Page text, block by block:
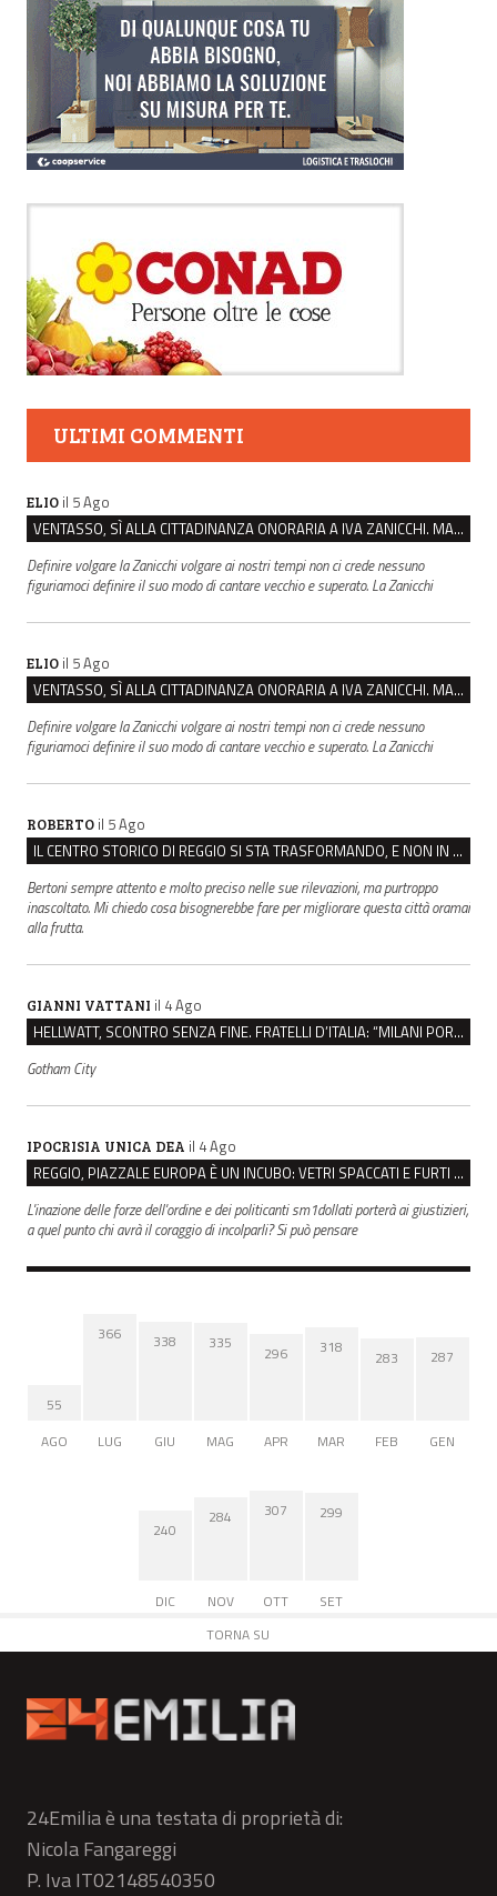
ULTIMI COMMENTI
ELIO il 5 Ago
VENTASSO, SÌ ALLA CITTADINANZA ONORARIA A IVA ZANICCHI. MA BARGIACCHI: “È DI PESSIMO GUSTO”
Definire volgare la Zanicchi volgare ai nostri tempi non ci crede nessuno
figuriamoci definire il suo modo di cantare vecchio e superato. La Zanicchi
ELIO il 5 Ago
VENTASSO, SÌ ALLA CITTADINANZA ONORARIA A IVA ZANICCHI. MA BARGIACCHI: “È DI PESSIMO GUSTO”
Definire volgare la Zanicchi volgare ai nostri tempi non ci crede nessuno
figuriamoci definire il suo modo di cantare vecchio e superato. La Zanicchi
ROBERTO il 5 Ago
IL CENTRO STORICO DI REGGIO SI STA TRASFORMANDO, E NON IN MEGLIO
Bertoni sempre attento e molto preciso nelle sue rilevazioni, ma purtroppo
inascoltato. Mi chiedo cosa bisognerebbe fare per migliorare questa città oramai
alla frutta.
GIANNI VATTANI il 4 Ago
HELLWATT, SCONTRO SENZA FINE. FRATELLI D’ITALIA: “MILANI PORTA DOCUMENTI, DE FRANCO INSULTI”
Gotham City
IPOCRISIA UNICA DEA il 4 Ago
REGGIO, PIAZZALE EUROPA È UN INCUBO: VETRI SPACCATI E FURTI SULLE AUTO IN SOSTA
L'inazione delle forze dell'ordine e dei politicanti sm1dollati porterà ai giustizieri,
a quel punto chi avrà il coraggio di incolparli? Si può pensare
55
AGO
366
LUG
338
GIU
335
MAG
296
APR
318
MAR
283
FEB
287
GEN
240
DIC
284
NOV
307
OTT
299
SET
TORNA SU
24Emilia è una testata di proprietà di:
Nicola Fangareggi
P. Iva IT02148540350